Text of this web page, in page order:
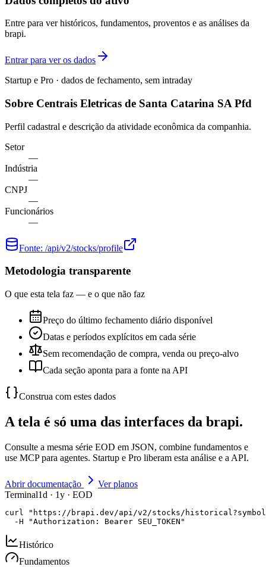
Entre para ver históricos, fundamentos, proventos e as análises da
brapi.
Entrar para ver os dados
Startup e Pro · dados de fechamento, sem intraday
Sobre Centrais Eletricas de Santa Catarina SA Pfd
Perfil cadastral e descrição da atividade econômica da companhia.
Setor
—
Indústria
—
CNPJ
—
Funcionários
—
Fonte: /api/v2/stocks/profile
Metodologia transparente
O que esta tela faz — e o que não faz
Preço do último fechamento diário disponível
Datas e períodos explícitos em cada série
Sem recomendação de compra, venda ou preço-alvo
Cada seção aponta para a fonte na API
Construa com estes dados
A tela é só uma das interfaces da brapi.
Consulte a mesma série EOD em JSON, combine fundamentos e
use MCP para agentes. Startup e Pro liberam esta análise e a API.
Abrir documentação
Ver planos
Terminal1d · 1y · EOD
curl "https://brapi.dev/api/v2/stocks/
  -H "Authorization: Bearer SEU_TOKEN"
Histórico
Fundamentos